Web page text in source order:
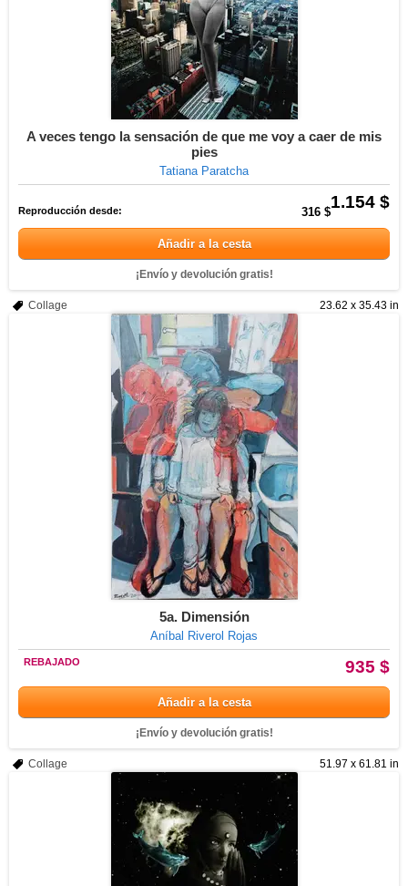
A veces tengo la sensación de que me voy a caer de mis
pies
Tatiana Paratcha
1.154 $
Reproducción desde: 316 $
Añadir a la cesta
¡Envío y devolución gratis!
23.62 x 35.43 in
Collage
5a. Dimensión
Aníbal Riverol Rojas
935 $
REBAJADO
Añadir a la cesta
¡Envío y devolución gratis!
51.97 x 61.81 in
Collage